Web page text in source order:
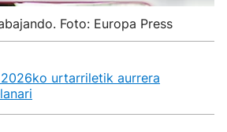
Foto: Europa Press
urtarriletik aurrera